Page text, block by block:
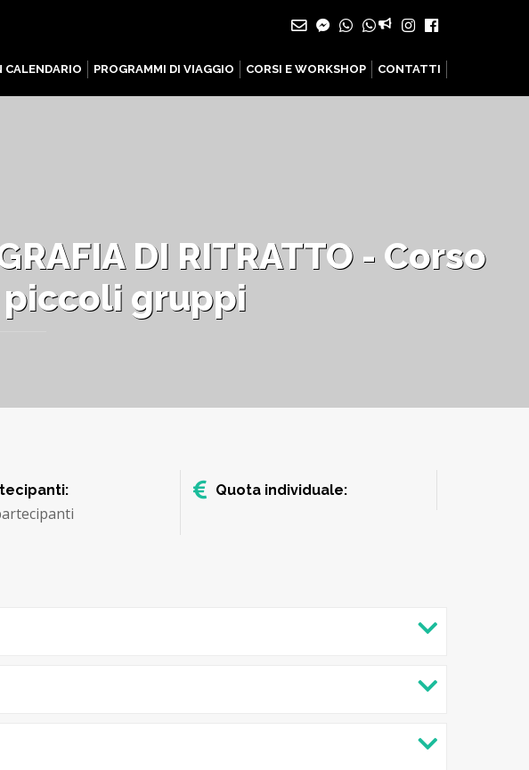
CALENDARIO PROGRAMMI DI VIAGGIO CORSI E WORKSHOP CONTATTI
DI RITRATTO - Corso
gruppi
Quota individuale: